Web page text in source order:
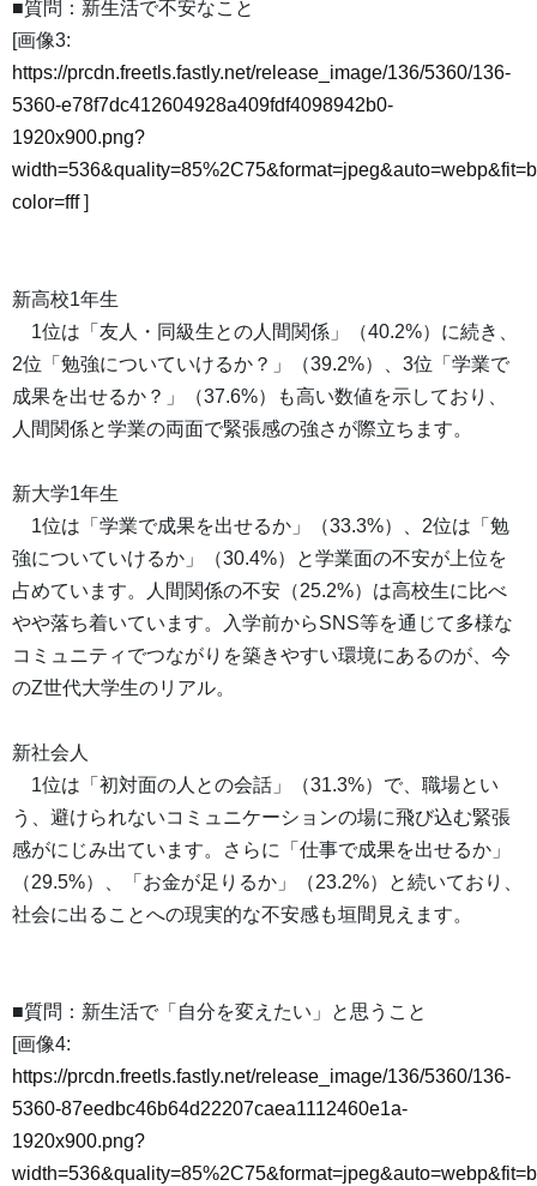
■質問：新生活で不安なこと
[画像3:
https://prcdn.freetls.fastly.net/release_image/136/5360/136-
5360-e78f7dc412604928a409fdf4098942b0-
1920x900.png?
color=fff]
新高校1年生
1位は「友人・同級生との人間関係」（40.2%）に続き、
2位「勉強についていけるか？」（39.2%）、3位「学業で
成果を出せるか？」（37.6%）も高い数値を示しており、
人間関係と学業の両面で緊張感の強さが際立ちます。
新大学1年生
1位は「学業で成果を出せるか」（33.3%）、2位は「勉
強についていけるか」（30.4%）と学業面の不安が上位を
占めています。人間関係の不安（25.2%）は高校生に比べ
やや落ち着いています。入学前からSNS等を通じて多様な
コミュニティでつながりを築きやすい環境にあるのが、今
のZ世代大学生のリアル。
新社会人
1位は「初対面の人との会話」（31.3%）で、職場とい
う、避けられないコミュニケーションの場に飛び込む緊張
感がにじみ出ています。さらに「仕事で成果を出せるか」
（29.5%）、「お金が足りるか」（23.2%）と続いており、
社会に出ることへの現実的な不安感も垣間見えます。
■質問：新生活で「自分を変えたい」と思うこと
[画像4:
https://prcdn.freetls.fastly.net/release_image/136/5360/136-
5360-87eedbc46b64d22207caea1112460e1a-
1920x900.png?